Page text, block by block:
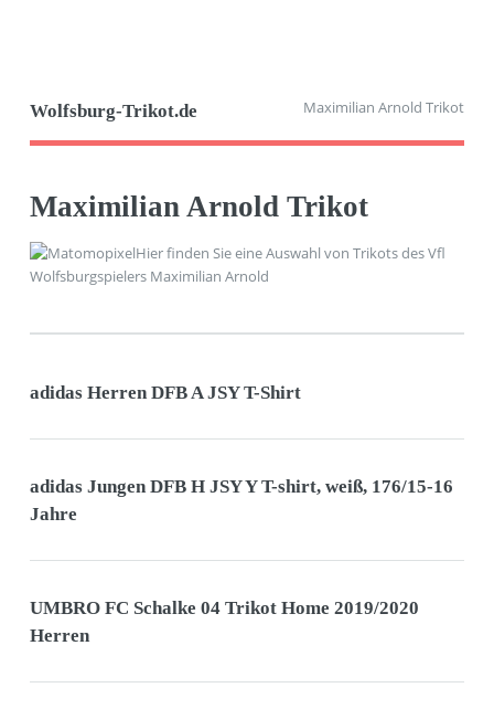
Wolfsburg-Trikot.de Maximilian Arnold Trikot
Maximilian Arnold Trikot
Hier finden Sie eine Auswahl von Trikots des Vfl
Wolfsburgspielers Maximilian Arnold
adidas Herren DFB A JSY T-Shirt
adidas Jungen DFB H JSY Y T-shirt, weiß, 176/15-16
Jahre
UMBRO FC Schalke 04 Trikot Home 2019/2020
Herren